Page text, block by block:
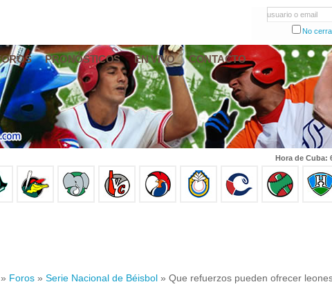
usuario o email
No
PRONÓSTICOS EN VIVO CONTACTO
Hora de Cuba:
» Foros » Serie Nacional de Béisbol » Que refuerzos pueden ofrecer